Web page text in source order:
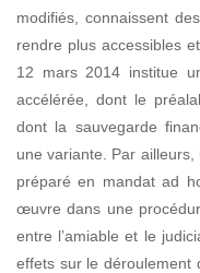
modifiés, connaissent
rendre plus accessibles
12 mars 2014 institue
accélérée, dont le
dont la sauvegarde
une variante. Par ailleurs,
préparé en mandat ad
œuvre dans une
entre l’amiable et le
effets sur le déroulement